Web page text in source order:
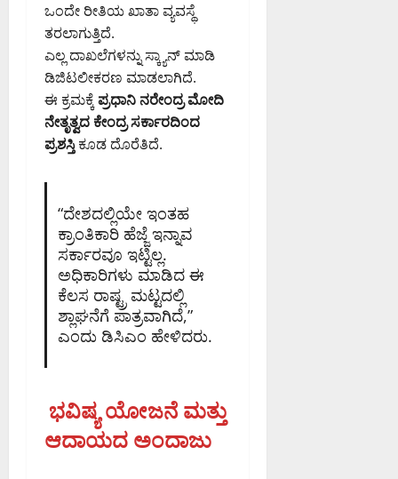
ಒಂದೇ ರೀತಿಯ ಖಾತಾ ವ್ಯವಸ್ಥೆ
ತರಲಾಗುತ್ತಿದೆ.
ಎಲ್ಲ ದಾಖಲೆಗಳನ್ನು ಸ್ಕ್ಯಾನ್ ಮಾಡಿ
ಡಿಜಿಟಲೀಕರಣ ಮಾಡಲಾಗಿದೆ.
ಈ ಕ್ರಮಕ್ಕೆ ಪ್ರಧಾನಿ ನರೇಂದ್ರ ಮೋದಿ
ನೇತೃತ್ವದ ಕೇಂದ್ರ ಸರ್ಕಾರದಿಂದ
ಪ್ರಶಸ್ತಿಕೂಡ ದೊರೆತಿದೆ.
“ದೇಶದಲ್ಲಿಯೇ ಇಂತಹ
ಕ್ರಾಂತಿಕಾರಿ ಹೆಜ್ಜೆ ಇನ್ನಾವ
ಸರ್ಕಾರವೂ ಇಟ್ಟಿಲ್ಲ.
ಅಧಿಕಾರಿಗಳು ಮಾಡಿದ ಈ
ಕೆಲಸ ರಾಷ್ಟ್ರ ಮಟ್ಟದಲ್ಲಿ
ಶ್ಲಾಘನೆಗೆ ಪಾತ್ರವಾಗಿದೆ,”
ಎಂದು ಡಿಸಿಎಂ ಹೇಳಿದರು.
ಭವಿಷ್ಯ ಯೋಜನೆ ಮತ್ತು
ಆದಾಯದ ಅಂದಾಜು